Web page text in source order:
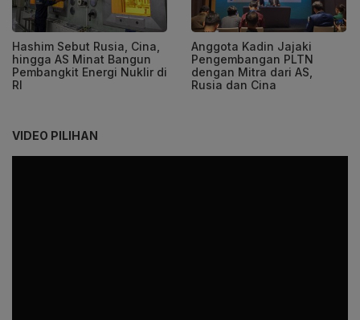
Hashim Sebut Rusia, Cina,
hingga AS Minat Bangun
Pembangkit Energi Nuklir di
RI
Anggota Kadin Jajaki
Pengembangan PLTN
dengan Mitra dari AS,
Rusia dan Cina
VIDEO PILIHAN